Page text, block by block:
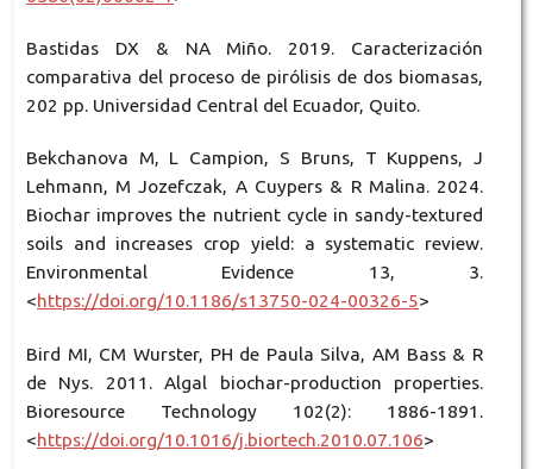
Bastidas DX & NA Miño. 2019. Caracterización
comparativa del proceso de pirólisis de dos biomasas,
202 pp. Universidad Central del Ecuador, Quito.
Bekchanova M, L Campion, S Bruns, T Kuppens, J
Lehmann, M Jozefczak, A Cuypers & R Malina. 2024.
Biochar improves the nutrient cycle in sandy-textured
soils and increases crop yield: a systematic review.
Environmental Evidence 13, 3.
<https://doi.org/10.1186/s13750-024-00326-5>
Bird MI, CM Wurster, PH de Paula Silva, AM Bass & R
de Nys. 2011. Algal biochar-production properties.
Bioresource Technology 102(2): 1886-1891.
<https://doi.org/10.1016/j.biortech.2010.07.106>